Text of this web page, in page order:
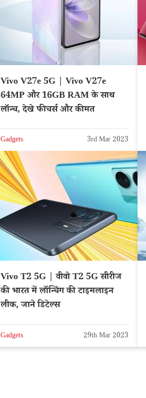
Vivo V27e 5G | Vivo V27e
64MP और 16GB RAM के साथ
लॉन्च, देखे फीचर्स और कीमत
Gadgets 3rd Mar 2023
Vivo T2 5G | वीवो T2 5G सीरीज
की भारत में लॉन्चिंग की टाइमलाइन
लीक, जाने डिटेल्स
Gadgets 29th Mar 2023